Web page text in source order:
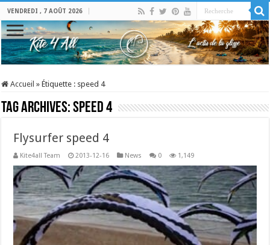
VENDREDI , 7 AOÛT 2026
Accueil » Étiquette : speed 4
Tag Archives:speed 4
Flysurfer speed 4
Kite4all Team 2013-12-16 News 0 1,149